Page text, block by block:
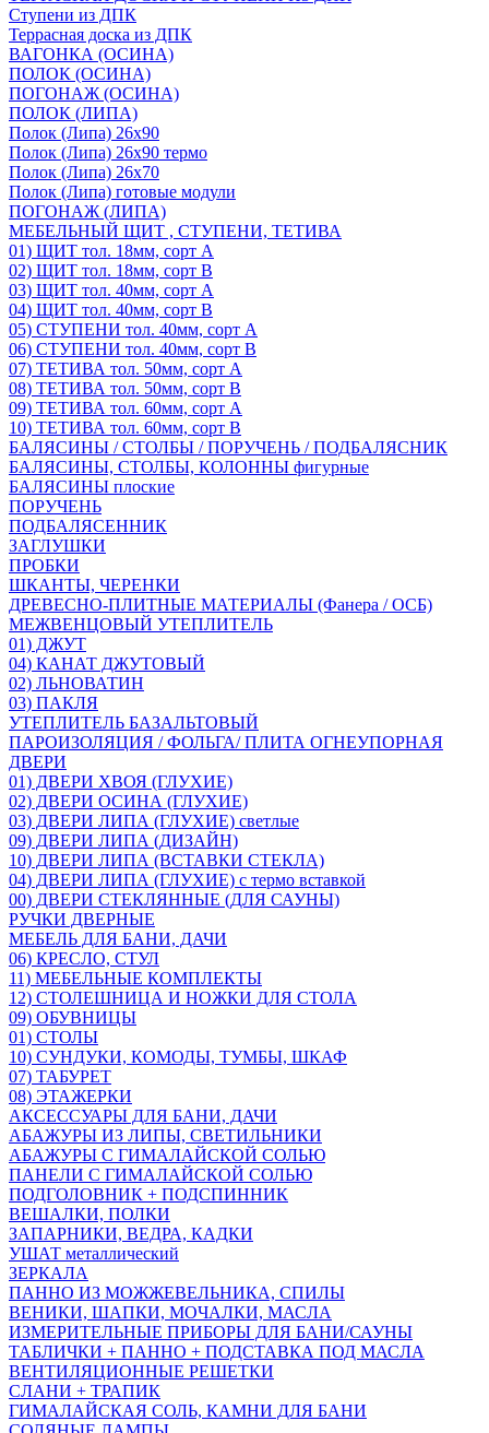
Ступени из ДПК
Террасная доска из ДПК
ВАГОНКА (ОСИНА)
ПОЛОК (ОСИНА)
ПОГОНАЖ (ОСИНА)
ПОЛОК (ЛИПА)
Полок (Липа) 26х90
Полок (Липа) 26х90 термо
Полок (Липа) 26х70
Полок (Липа) готовые модули
ПОГОНАЖ (ЛИПА)
МЕБЕЛЬНЫЙ ЩИТ , СТУПЕНИ, ТЕТИВА
01) ЩИТ тол. 18мм, сорт А
02) ЩИТ тол. 18мм, сорт В
03) ЩИТ тол. 40мм, сорт А
04) ЩИТ тол. 40мм, сорт В
05) СТУПЕНИ тол. 40мм, сорт А
06) СТУПЕНИ тол. 40мм, сорт В
07) ТЕТИВА тол. 50мм, сорт А
08) ТЕТИВА тол. 50мм, сорт В
09) ТЕТИВА тол. 60мм, сорт А
10) ТЕТИВА тол. 60мм, сорт В
БАЛЯСИНЫ / СТОЛБЫ / ПОРУЧЕНЬ / ПОДБАЛЯСНИК
БАЛЯСИНЫ, СТОЛБЫ, КОЛОННЫ фигурные
БАЛЯСИНЫ плоские
ПОРУЧЕНЬ
ПОДБАЛЯСЕННИК
ЗАГЛУШКИ
ПРОБКИ
ШКАНТЫ, ЧЕРЕНКИ
ДРЕВЕСНО-ПЛИТНЫЕ МАТЕРИАЛЫ (Фанера / ОСБ)
МЕЖВЕНЦОВЫЙ УТЕПЛИТЕЛЬ
01) ДЖУТ
04) КАНАТ ДЖУТОВЫЙ
02) ЛЬНОВАТИН
03) ПАКЛЯ
УТЕПЛИТЕЛЬ БАЗАЛЬТОВЫЙ
ПАРОИЗОЛЯЦИЯ / ФОЛЬГА/ ПЛИТА ОГНЕУПОРНАЯ
ДВЕРИ
01) ДВЕРИ ХВОЯ (ГЛУХИЕ)
02) ДВЕРИ ОСИНА (ГЛУХИЕ)
03) ДВЕРИ ЛИПА (ГЛУХИЕ) светлые
09) ДВЕРИ ЛИПА (ДИЗАЙН)
10) ДВЕРИ ЛИПА (ВСТАВКИ СТЕКЛА)
04) ДВЕРИ ЛИПА (ГЛУХИЕ) с термо вставкой
00) ДВЕРИ СТЕКЛЯННЫЕ (ДЛЯ САУНЫ)
РУЧКИ ДВЕРНЫЕ
МЕБЕЛЬ ДЛЯ БАНИ, ДАЧИ
06) КРЕСЛО, СТУЛ
11) МЕБЕЛЬНЫЕ КОМПЛЕКТЫ
12) СТОЛЕШНИЦА И НОЖКИ ДЛЯ СТОЛА
09) ОБУВНИЦЫ
01) СТОЛЫ
10) СУНДУКИ, КОМОДЫ, ТУМБЫ, ШКАФ
07) ТАБУРЕТ
08) ЭТАЖЕРКИ
АКСЕССУАРЫ ДЛЯ БАНИ, ДАЧИ
АБАЖУРЫ ИЗ ЛИПЫ, СВЕТИЛЬНИКИ
АБАЖУРЫ С ГИМАЛАЙСКОЙ СОЛЬЮ
ПАНЕЛИ С ГИМАЛАЙСКОЙ СОЛЬЮ
ПОДГОЛОВНИК + ПОДСПИННИК
ВЕШАЛКИ, ПОЛКИ
ЗАПАРНИКИ, ВЕДРА, КАДКИ
УШАТ металлический
ЗЕРКАЛА
ПАННО ИЗ МОЖЖЕВЕЛЬНИКА, СПИЛЫ
ВЕНИКИ, ШАПКИ, МОЧАЛКИ, МАСЛА
ИЗМЕРИТЕЛЬНЫЕ ПРИБОРЫ ДЛЯ БАНИ/САУНЫ
ТАБЛИЧКИ + ПАННО + ПОДСТАВКА ПОД МАСЛА
ВЕНТИЛЯЦИОННЫЕ РЕШЕТКИ
СЛАНИ + ТРАПИК
ГИМАЛАЙСКАЯ СОЛЬ, КАМНИ ДЛЯ БАНИ